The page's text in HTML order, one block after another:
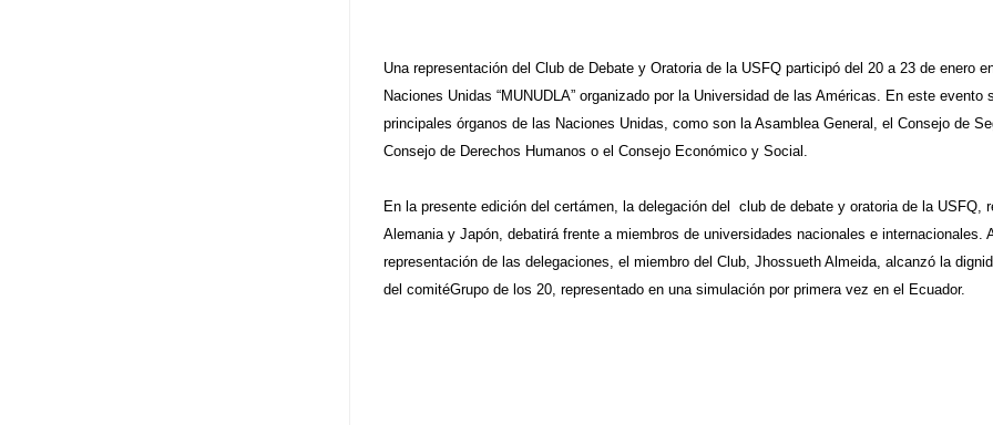
Una representación del Club de Debate y Oratoria de la USFQ participó del 20 a 23 de enero
Naciones Unidas “MUNUDLA” organizado por la Universidad de las Américas. En este evento
principales órganos de las Naciones Unidas, como son la Asamblea General, el Consejo de
Consejo de Derechos Humanos o el Consejo Económico y Social.
En la presente edición del certámen, la delegación del club de debate y oratoria de la USFQ,
Alemania y Japón, debatirá frente a miembros de universidades nacionales e internacionales.
representación de las delegaciones, el miembro del Club, Jhossueth Almeida, alcanzó la
del ​ comité​Grupo de los 20 ​, representado en una simulación por primera vez en el Ecuador.